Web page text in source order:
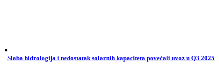
Slaba hidrologija i nedostatak solarnih kapaciteta povećali uvoz u Q3 2025